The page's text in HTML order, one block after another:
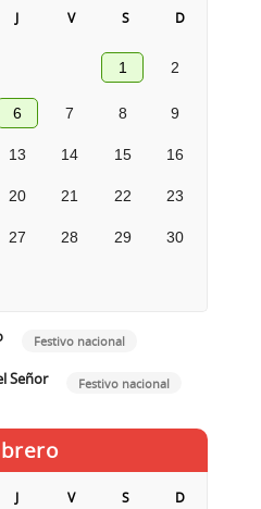
J V S D
1 2
6 7 8 9
13 14 15 16
20 21 22 23
27 28 29 30
Festivo nacional
Señor Festivo nacional
J V S D